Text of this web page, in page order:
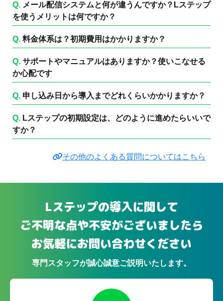
Q. メール配信システムと何が違うんですか？Lステップ
を使うメリットは何ですか？
Q. 料金体系は？初期費用はかかりますか？
Q. サポートやマニュアルはありますか？使いこなせる
か心配です
Q. 申し込み日から導入までどれくらいかかりますか？
Q. Lステップの初期設定は、どのように進めたらいいで
すか？
その他のよくある質問についてはこちら
Lステップの導入に関して
ご不明な点や不安がございましたら
お気軽にお問い合わせください
専門スタッフが誠心誠意ご説明いたします。